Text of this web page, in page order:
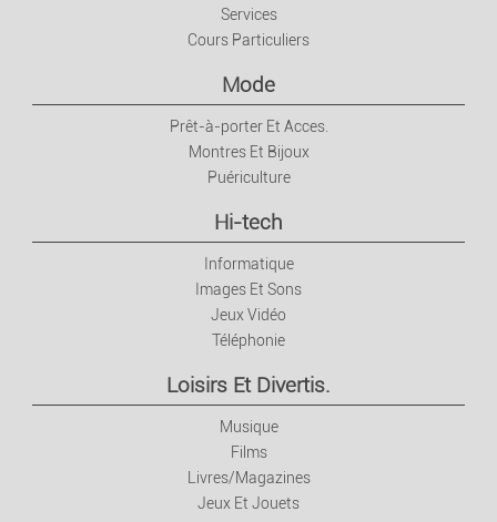
Services
Cours Particuliers
Mode
Prêt-à-porter Et Acces.
Montres Et Bijoux
Puériculture
Hi-tech
Informatique
Images Et Sons
Jeux Vidéo
Téléphonie
Loisirs Et Divertis.
Musique
Films
Livres/Magazines
Jeux Et Jouets